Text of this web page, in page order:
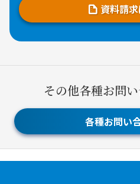
資料請
その他各種お問
各種お問い